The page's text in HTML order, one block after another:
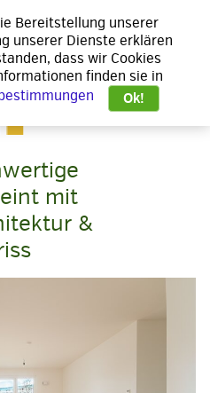
mit
&
Bereitstellung unserer
unserer Dienste erklären
dass wir Cookies
finden sie in
Ok!